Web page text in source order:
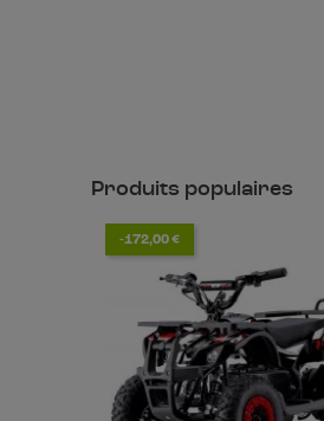
Produits populaires
-172,00 €